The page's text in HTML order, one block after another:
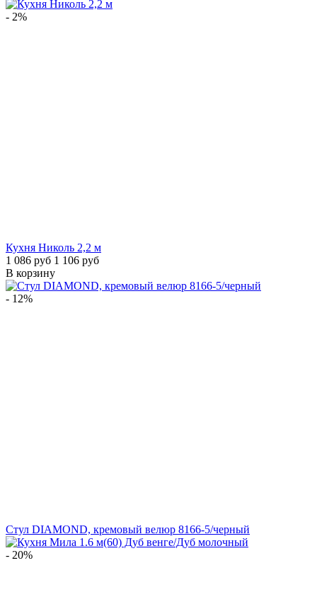
- 2%
Кухня Николь 2,2 м
1 086 руб 1 106 руб
В корзину
- 12%
Стул DIAMOND, кремовый велюр 8166-5/черный
- 20%